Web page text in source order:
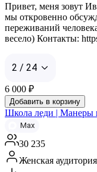
Привет, меня зовут
мы откровенно
переживаний
весело) Контакты:
2 / 24
6 000 ₽
Добавить в корзину
Школа леди | Манеры
Max
30 235
Женская аудитория